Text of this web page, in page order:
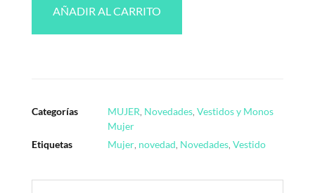
AÑADIR AL CARRITO
Categorías MUJER, Novedades, Vestidos y Monos
Mujer
Etiquetas
Mujer, novedad, Novedades, Vestido